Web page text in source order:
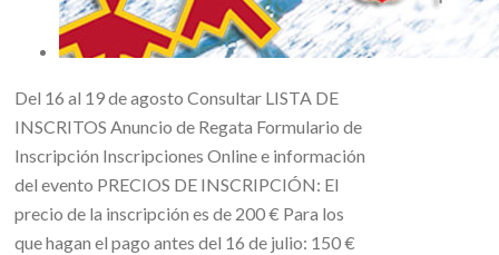
Del 16 al 19 de agosto Consultar LISTA DE
INSCRITOS Anuncio de Regata Formulario de
Inscripción Inscripciones Online e información
del evento PRECIOS DE INSCRIPCIÓN: El
precio de la inscripción es de 200 € Para los
que hagan el pago antes del 16 de julio: 150 €